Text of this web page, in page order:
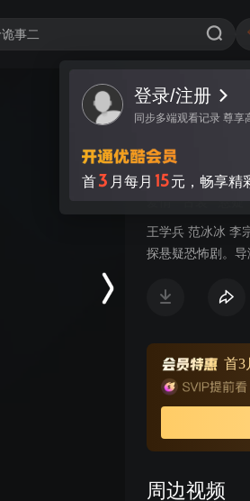
登录/注册
同步多端观看记录 尊享
首3 月每月 15元，畅享精
视频 讨论
凌云壮志
王学兵 范冰冰 李
探悬疑恐怖剧。导
片。剧中有王学
首3
周边视频